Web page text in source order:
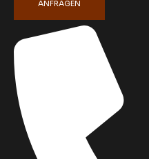
ANFRAGEN